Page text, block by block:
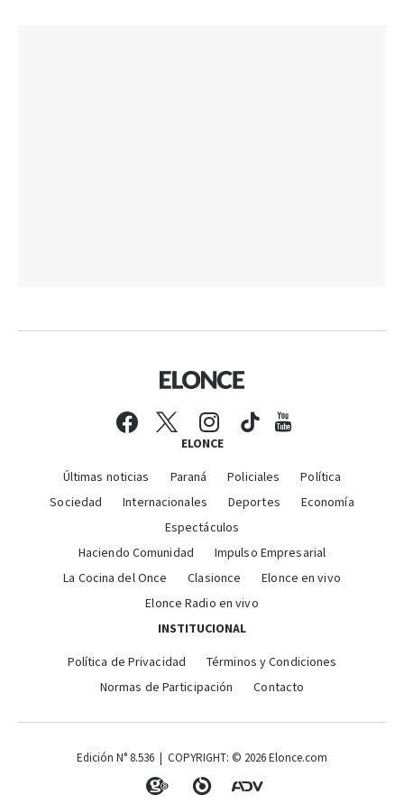
ELONCE
Últimas noticias Paraná Policiales
Política
Sociedad
Internacionales Deportes
Economía
Espectáculos
Haciendo Comunidad
Impulso Empresarial
La Cocina del Once
Clasionce
Elonce en vivo
Elonce Radio en vivo
INSTITUCIONAL
Política de Privacidad
Términos y Condiciones
Normas de Participación
Contacto
Edición N° 8.536 | COPYRIGHT: © 2026 Elonce.com